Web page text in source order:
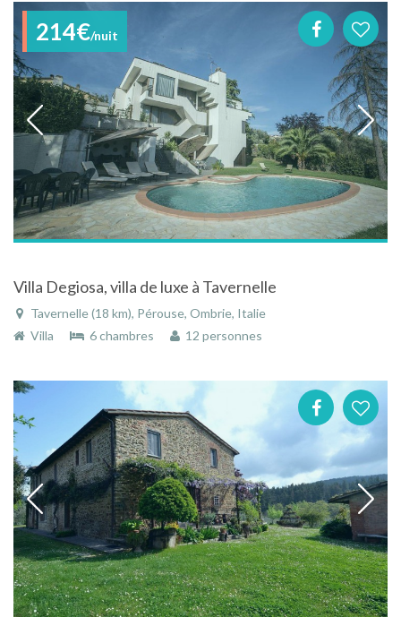
214€/nuit
Villa Degiosa, villa de luxe à Tavernelle
Tavernelle (18 km), Pérouse, Ombrie, Italie
Villa
6 chambres 12 personnes